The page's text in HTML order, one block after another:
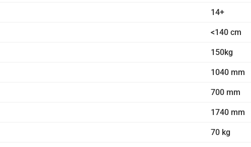
14+
<140 cm
150kg
1040 mm
700 mm
1740 mm
70 kg